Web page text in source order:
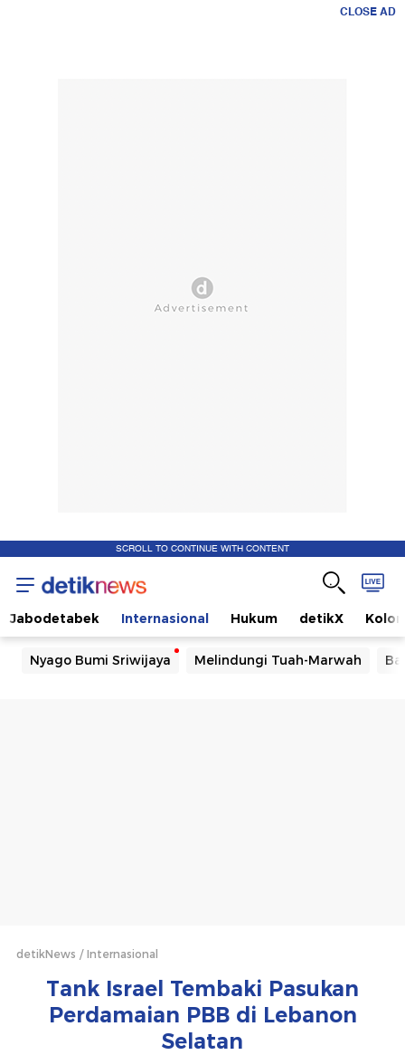
CLOSE AD
SCROLL TO CONTINUE WITH CONTENT
Jabodetabek Internasional Hukum detikX
Nyago Bumi Sriwijaya Melindungi Tuah-Marwah
detikNews Internasional
Tank Israel Tembaki Pasukan
Perdamaian PBB di Lebanon
Selatan